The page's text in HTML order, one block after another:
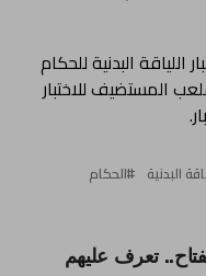
البدنية للحكام
المستضيف للاختبار
البدنية الحكام
تعرف عليهم